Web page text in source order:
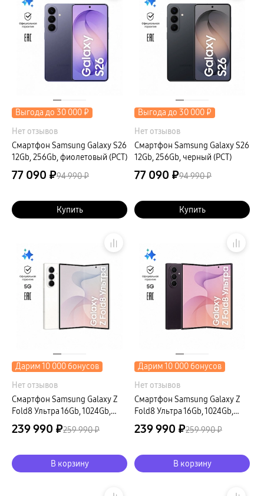
Выгода до 30 000 ₽
Нет отзывов
Смартфон Samsung Galaxy S26
12Gb, 256Gb, фиолетовый (РСТ)
77 090 ₽94 990 ₽
Купить
Выгода до 30 000 ₽
Нет отзывов
Смартфон Samsung Galaxy S26
12Gb, 256Gb, черный (РСТ)
77 090 ₽94 990 ₽
Купить
Дарим 10 000 бонусов
Нет отзывов
Смартфон Samsung Galaxy Z
Fold8 Ультра 16Gb, 1024Gb,
кремовый (РСТ)
239 990 ₽259 990 ₽
В корзину
Дарим 10 000 бонусов
Нет отзывов
Смартфон Samsung Galaxy Z
Fold8 Ультра 16Gb, 1024Gb,
фиолетовый (РСТ)
239 990 ₽259 990 ₽
В корзину